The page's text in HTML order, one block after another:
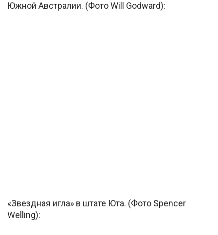
Южной Австралии. (Фото Will Godward):
«Звездная игла» в штате Юта. (Фото Spencer
Welling):